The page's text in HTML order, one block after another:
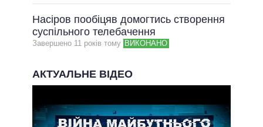
Насіров пообіцяв домогтись створення
суспільного телебачення
Завершено 11 рокiв тому ВИКОНАНО
АКТУАЛЬНЕ ВІДЕО